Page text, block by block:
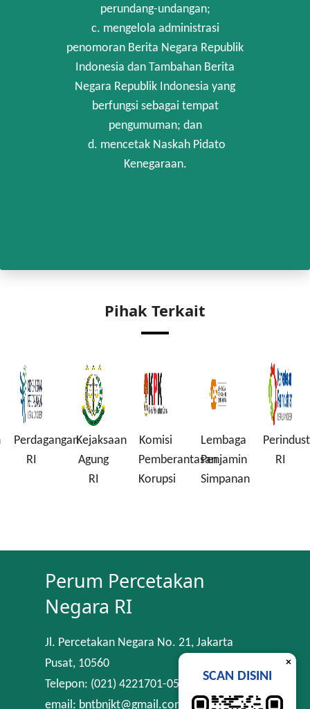
perundang-undangan;
c. mengelola administrasi
penomoran Berita Negara Republik
Indonesia dan Tambahan Berita
Negara Republik Indonesia yang
berfungsi sebagai tempat
pengumuman; dan
d. mencetak Naskah Pidato
Kenegaraan.
Pihak Terkait
Kejaksaan
Komisi
Pemberantasan
Lembaga
Penjamin
Simpanan
Perindustrian
RI
Perum Percetakan
Negara RI
Jl. Percetakan Negara No. 21, Jakarta
Pusat, 10560
Telepon: (021) 4221701-05
email: bntbnjkt@gmail.com
×
SCAN DISINI